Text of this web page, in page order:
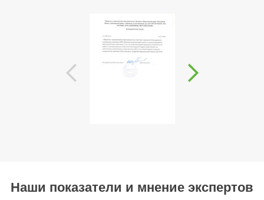
Наши показатели и мнение экспертов